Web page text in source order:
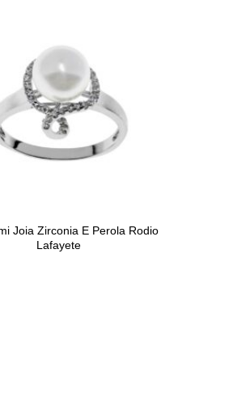
Joia Zirconia E Perola Rodio
Lafayete